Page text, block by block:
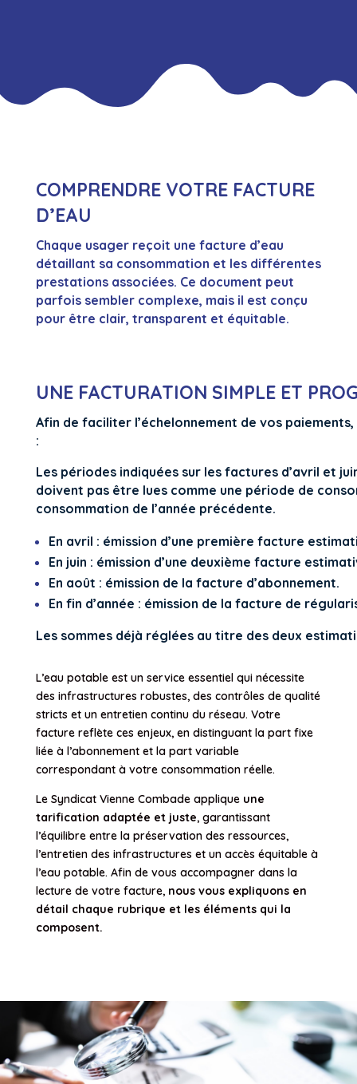
COMPRENDRE VOTRE FACTURE
D’EAU
Chaque usager reçoit une facture d’eau
détaillant sa consommation et les différentes
prestations associées. Ce document peut
parfois sembler complexe, mais il est conçu
pour être clair, transparent et équitable.
UNE FACTURATION SIMPLE ET
Afin de faciliter l’échelonnement de vos
:
Les périodes indiquées sur les factures d’avril et
doivent pas être lues comme une période de
consommation de l’année précédente.
En avril : émission d’une première facture
En juin : émission d’une deuxième facture
En août : émission de la facture d’abonnement.
En fin d’année : émission de la facture de
Les sommes déjà réglées au titre des deux
L’eau potable est un service essentiel qui nécessite
des infrastructures robustes, des contrôles de qualité
stricts et un entretien continu du réseau. Votre
facture reflète ces enjeux, en distinguant la part fixe
liée à l’abonnement et la part variable
correspondant à votre consommation réelle.
Le Syndicat Vienne Combade applique une
tarification adaptée et juste, garantissant
l’équilibre entre la préservation des ressources,
l’entretien des infrastructures et un accès équitable à
l’eau potable. Afin de vous accompagner dans la
lecture de votre facture, nous vous expliquons en
détail chaque rubrique et les éléments qui la
composent.